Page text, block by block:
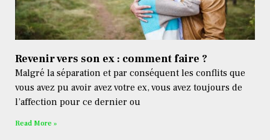
Revenir vers son ex : comment faire ?
Malgré la séparation et par conséquent les conflits que
vous avez pu avoir avez votre ex, vous avez toujours de
l’affection pour ce dernier ou
Read More »